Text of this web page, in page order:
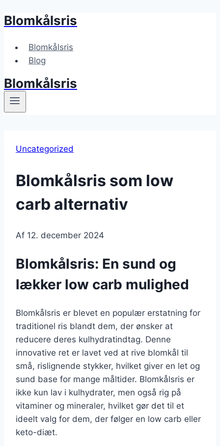
Fortsæt
indhold
Blomkålsris
Blomkålsris
Blog
Blomkålsris
Uncategorized
Blomkålsris som low
carb alternativ
Af 12. december 2024
Blomkålsris: En sund og
lækker low carb mulighed
Blomkålsris er blevet en populær erstatning for
traditionel ris blandt dem, der ønsker at
reducere deres kulhydratindtag. Denne
innovative ret er lavet ved at rive blomkål til
små, rislignende stykker, hvilket giver en let og
sund base for mange måltider. Blomkålsris er
ikke kun lav i kulhydrater, men også rig på
vitaminer og mineraler, hvilket gør det til et
ideelt valg for dem, der følger en low carb eller
keto-diæt.